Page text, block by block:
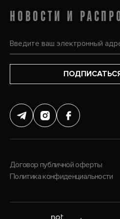
НОВОСТИ И
Договор публичной оферты
Политика конфиденциальности